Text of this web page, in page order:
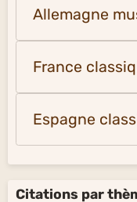
Allemagne
France
Espagne
Citations par